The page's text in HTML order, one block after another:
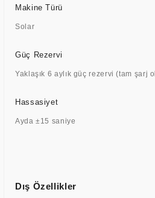
Makine Türü
Solar
Güç Rezervi
Yaklaşık 6 aylık güç rezervi (tam şarj
Hassasiyet
Ayda ±15 saniye
Dış Özellikler